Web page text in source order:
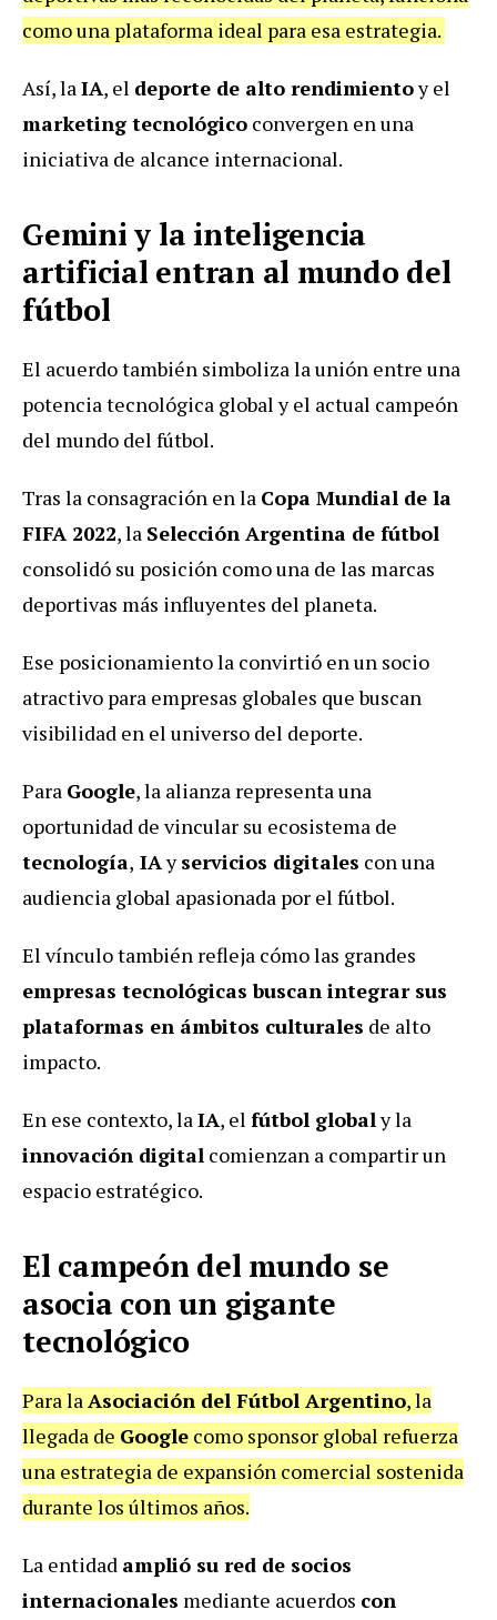
como una plataforma ideal para esa estrategia.
Así, laIA, el deporte de alto rendimientoy el
marketing tecnológico convergen en una
iniciativa de alcance internacional.
Gemini y la inteligencia
artificial entran al mundo del
fútbol
El acuerdo también simboliza la unión entre una
potencia tecnológica global y el actual campeón
del mundo del fútbol.
Tras la consagración en la Copa Mundial de la
FIFA 2022, la Selección Argentina de fútbol
consolidó su posición como una de las marcas
deportivas más influyentes del planeta.
Ese posicionamiento la convirtió en un socio
atractivo para empresas globales que buscan
visibilidad en el universo del deporte.
Para Google, la alianza representa una
oportunidad de vincular su ecosistema de
tecnología, IAyservicios digitales con una
audiencia global apasionada por el fútbol.
El vínculo también refleja cómo las grandes
empresas tecnológicas buscan integrar sus
plataformas en ámbitos culturales de alto
impacto.
En ese contexto, laIA, el fútbol globaly la
innovación digital comienzan a compartir un
espacio estratégico.
El campeón del mundo se
asocia con un gigante
tecnológico
Para laAsociación del Fútbol Argentino, la
llegada de Google como sponsor global refuerza
una estrategia de expansión comercial sostenida
durante los últimos años.
La entidad amplió su red de socios
internacionales mediante acuerdos con